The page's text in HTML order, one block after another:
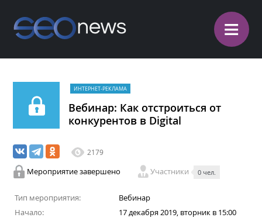
≡
ИНТЕРНЕТ-РЕКЛАМА
Вебинар: Как отстроиться от
конкурентов в Digital
2179
Мероприятие завершено Участники 0 чел.
Тип мероприятия:
Вебинар
Начало:
17 декабря 2019, вторник в 15:00